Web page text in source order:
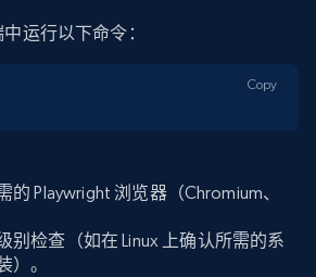
运行以下命令：
Copy
的 Playwright 浏览器（Chromium、
别检查（如在 Linux 上确认所需的系
）。